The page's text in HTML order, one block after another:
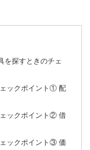
を探すときのチェ
ックポイント① 配
ックポイント② 借
ックポイント③ 価